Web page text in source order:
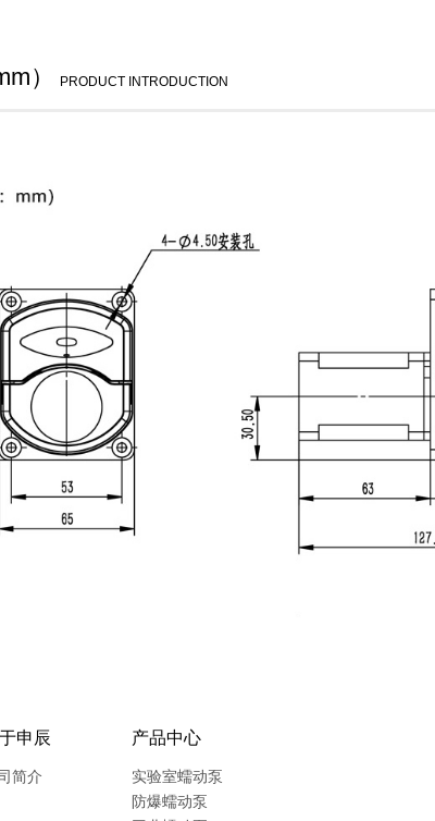
） PRODUCT INTRODUCTION
申辰
简介
产品中心
实验室蠕动泵
防爆蠕动泵